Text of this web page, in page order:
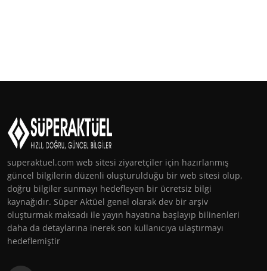
superaktuel.com web sitesi ziyaretçiler için hazırlanmış
güncel bilgilerin düzenli oluşturulduğu bir web sitesi olup,
doğru bilgiler sunmayı hedefleyen bir ücretsiz bilgi
kaynağıdır. Süper Aktüel genel olarak dev bir arşiv
oluşturmak maksadı ile yayın hayatına başlayıp bilinenleri
daha da detaylarına inerek son kullanıcıya ulaştırmayı
hedeflemiştir